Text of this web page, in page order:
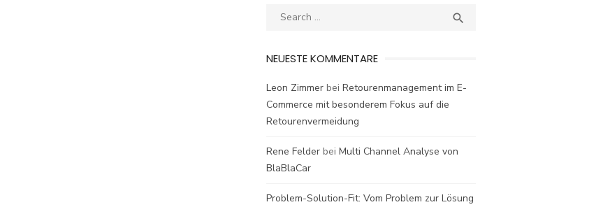
Search

NEUESTE KOMMENTARE
Leon Zimmer bei Retourenmanagement im E-
Commerce mit besonderem Fokus auf die
Retourenvermeidung
Rene Felder bei Multi Channel Analyse von
BlaBlaCar
Problem-Solution-Fit: Vom Problem zur Lösung